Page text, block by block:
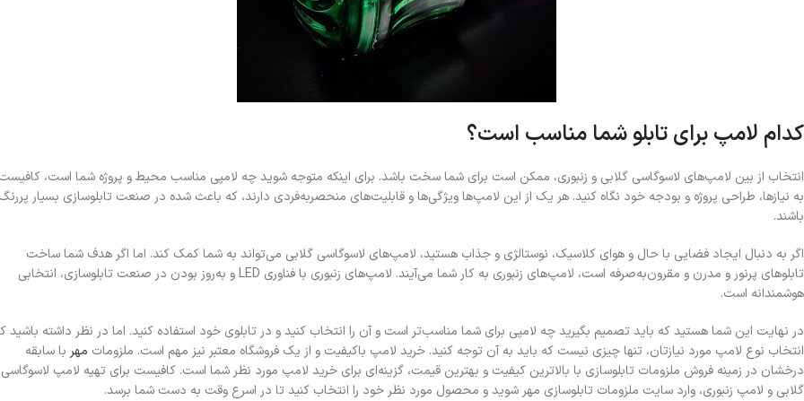
کدام لامپ برای تابلو شما مناسب است؟
انتخاب از بین لامپ‌های لاسوگاسی گلابی و زنبوری، ممکن است برای شما سخت باشد. برای اینکه متوجه شوید چه لامپی مناسب محیط و پروژه شما است،
به نیازها، طراحی پروژه و بودجه خود نگاه کنید. هر یک از این لامپ‌ها ویژگی‌ها و قابلیت‌های منحصر‌به‌فردی دارند، که باعث شده در صنعت تابلوسازی بسیار
باشند.
اگر به دنبال ایجاد فضایی با حال و هوای کلاسیک، نوستالژی و جذاب هستید، لامپ‌های لاسوگاسی گلابی می‌تواند به شما کمک کند. اما اگر هدف شما ساخت
تابلوهای پرنور و مدرن و مقرون‌به‌صرفه است، لامپ‌های زنبوری به کار شما می‌آیند. لامپ‌های زنبوری با فناوری LED و به‌روز بودن در صنعت تابلوسازی، انتخابی
هوشمندانه است.
در نهایت این شما هستید که باید تصمیم بگیرید چه لامپی برای شما مناسب‌تر است و آن را انتخاب کنید و در تابلوی خود استفاده کنید. اما در نظر داشته باشید
انتخاب نوع لامپ مورد نیازتان، تنها چیزی نیست که باید به آن توجه کنید. خرید لامپ باکیفیت و از یک فروشگاه معتبر نیز مهم است. ملزومات مهر با سابقه
درخشان در زمینه فروش ملزومات تابلوسازی با بالاترین کیفیت و بهترین قیمت، گزینه‌ای برای خرید لامپ مورد نظر شما است. کافیست برای تهیه لامپ لاسوگاسی
گلابی و لامپ زنبوری، وارد سایت ملزومات تابلوسازی مهر شوید و محصول مورد نظر خود را انتخاب کنید تا در اسرع وقت به دست شما برسد.